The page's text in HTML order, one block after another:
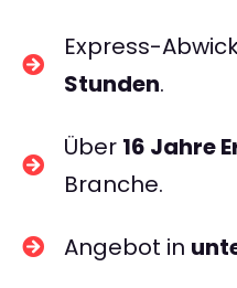
Express-
Stunden.
Über 16 Jahre
Branche.
Angebot in